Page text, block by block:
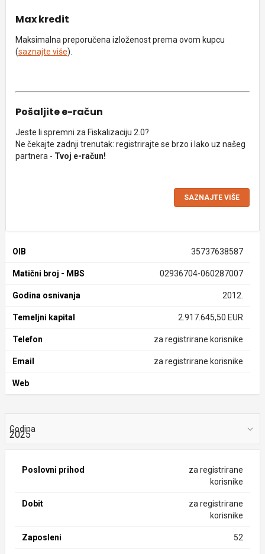
Max kredit
Maksimalna preporučena izloženost prema ovom kupcu
(saznajte više).
Pošaljite e-račun
Jeste li spremni za Fiskalizaciju 2.0?
Ne čekajte zadnji trenutak: registrirajte se brzo i lako uz našeg
partnera - Tvoj e-račun!
SAZNAJTE VIŠE
OIB 35737638587
Matični broj - MBS 02936704-060287007
Godina osnivanja 2012.
Temeljni kapital 2.917.645,50 EUR
Telefon za registrirane korisnike
Email za registrirane korisnike
Web
Godina
Poslovni prihod
za registrirane
korisnike
Dobit
za registrirane
korisnike
Zaposleni 52